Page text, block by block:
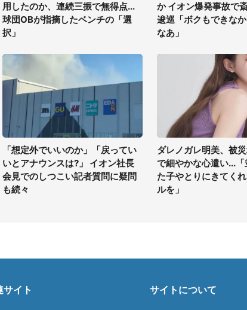
用したのか、連続三振で無得点...
球団OBが指摘したベンチの「選
択」
か イオン爆発事故で
逡巡「ボクもできな
なあ」
「想定外でいいのか」「戻ってい
いとアナウンスは?」 イオン社長
会見でのしつこい記者質問に疑問
も続々
ダレノガレ明美、被
で細やかな心遣い...
た子やとりにきてく
ルを」
サイト サイトについて